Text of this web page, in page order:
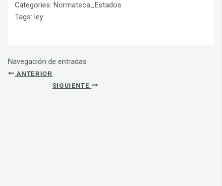
Categories:Normateca_Estados
Tags:ley
Navegación de entradas
ANTERIOR
SIGUIENTE